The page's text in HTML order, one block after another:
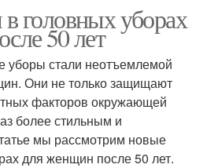
головных уборах
50 лет
уборы стали неотъемлемой
Они не только защищают
факторов окружающей
более стильным и
мы рассмотрим новые
для женщин после 50 лет.